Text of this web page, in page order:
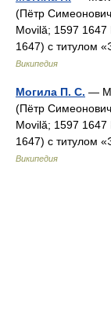
(Пётр
Movilă; 1597 1647
1647) с титулом
Википедия
Могила П. С. —
(Пётр
Movilă; 1597 1647
1647) с титулом
Википедия